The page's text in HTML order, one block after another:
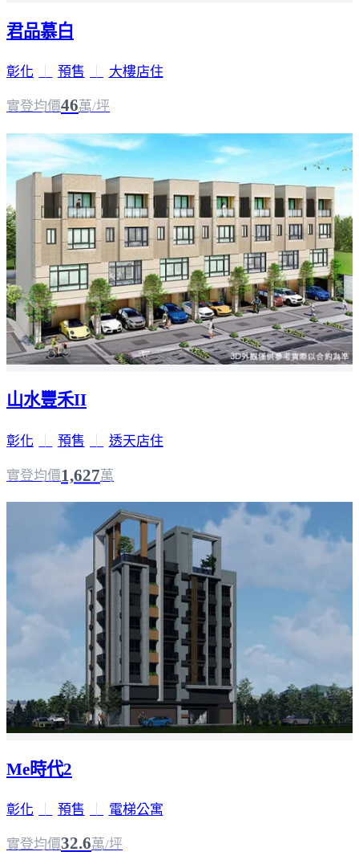
君品慕白
彰化 預售 大樓店住
實登均價46萬/坪
山水豐禾II
彰化 預售 透天店住
實登均價1,627萬
Me時代2
彰化 預售 電梯公寓
實登均價32.6萬/坪